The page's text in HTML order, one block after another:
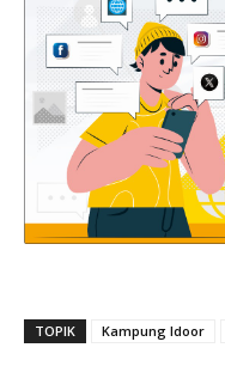
TOPIK Kampung Idoor